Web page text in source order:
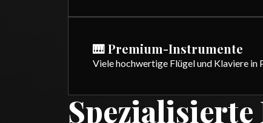
🎹 Premium-Instrumente
Viele hochwertige Flügel und Klaviere